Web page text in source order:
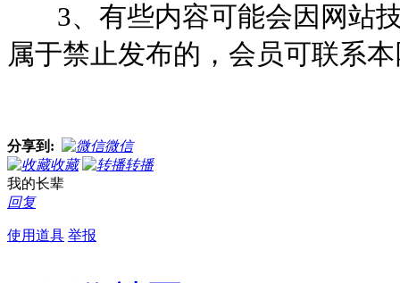
3、有些内容可能会因网站
属于禁止发布的，会员可联系
分享到:
微信
收藏
转播
我的长辈
回复
使用道具 举报